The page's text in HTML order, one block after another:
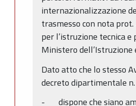
internazionalizzazione
trasmesso con nota
per l’istruzione tecnica
Ministero
Dato atto che lo stesso
decreto dipartimentale
- dispone che siano